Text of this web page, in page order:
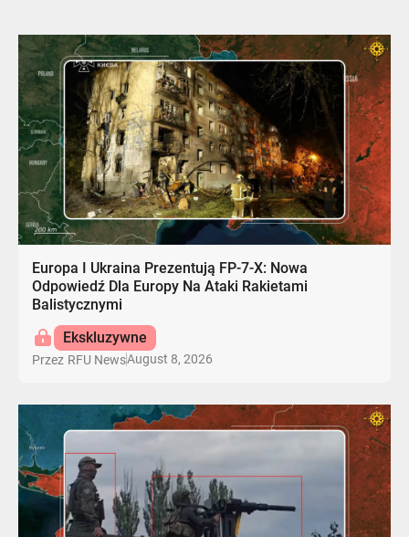
Europa I Ukraina Prezentują FP-7-X: Nowa
Odpowiedź Dla Europy Na Ataki Rakietami
Balistycznymi
Ekskluzywne
Przez RFU NewsAugust 8, 2026